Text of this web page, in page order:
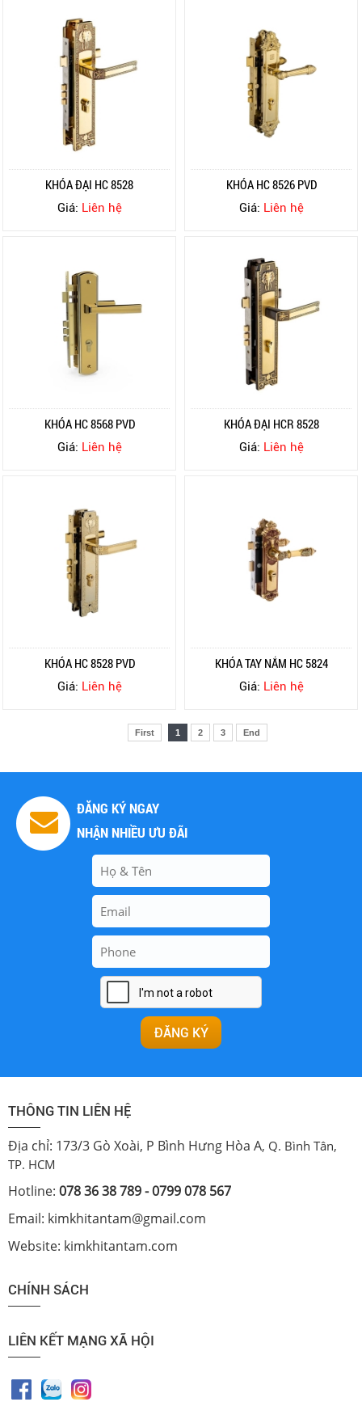
KHÓA ĐẠI HC 8528
Giá: Liên hệ
KHÓA HC 8526 PVD
Giá: Liên hệ
KHÓA HC 8568 PVD
Giá: Liên hệ
KHÓA ĐẠI HCR 8528
Giá: Liên hệ
KHÓA HC 8528 PVD
Giá: Liên hệ
KHÓA TAY NẮM HC 5824
Giá: Liên hệ
First 1 2 3 End
ĐĂNG KÝ NGAY
NHẬN NHIỀU ƯU ĐÃI
THÔNG TIN LIÊN HỆ
Địa chỉ: 173/3 Gò Xoài, P Bình Hưng Hòa A, Q. Bình Tân,
TP. HCM
Hotline: 078 36 38 789 - 0799 078 567
Email: kimkhitantam@gmail.com
Website: kimkhitantam.com
CHÍNH SÁCH
LIÊN KẾT MẠNG XÃ HỘI